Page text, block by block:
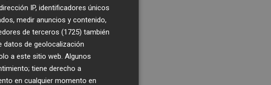
IP, identificadores únicos
medir anuncios y contenido,
de terceros (1725) también
datos de geolocalización
a este sitio web. Algunos
tiene derecho a
en cualquier momento en